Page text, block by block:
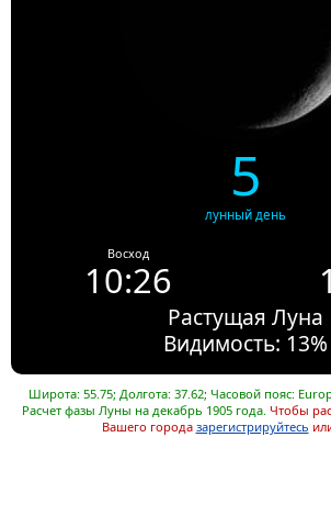
5
лунный день
Восход
10:26
Растущая Луна
Видимость: 13%
Широта: 55.75; Долгота: 37.62; Часовой пояс:
Расчет фазы Луны на декабрь 1905 года. Чтобы
Вашего города зарегистрируйтесь